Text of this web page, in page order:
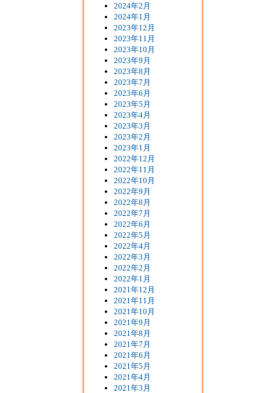
2024年2月
2024年1月
2023年12月
2023年11月
2023年10月
2023年9月
2023年8月
2023年7月
2023年6月
2023年5月
2023年4月
2023年3月
2023年2月
2023年1月
2022年12月
2022年11月
2022年10月
2022年9月
2022年8月
2022年7月
2022年6月
2022年5月
2022年4月
2022年3月
2022年2月
2022年1月
2021年12月
2021年11月
2021年10月
2021年9月
2021年8月
2021年7月
2021年6月
2021年5月
2021年4月
2021年3月